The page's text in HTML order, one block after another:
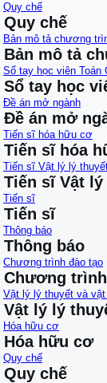
Quy chế
Quy chế
Bản mô tả chương
Bản mô tả
Sổ tay học viên Toán
Sổ tay học
Đề án mở ngành
Đề án mở
Tiến sĩ hóa hữu cơ
Tiến sĩ hóa
Tiến sĩ Vật lý lý
Tiến sĩ Vật
Tiến sĩ
Tiến sĩ
Thông báo
Thông báo
Chương trình đào tạo
Chương
Vật lý lý thuyết và
Vật lý lý
Hóa hữu cơ
Hóa hữu cơ
Quy chế
Quy chế